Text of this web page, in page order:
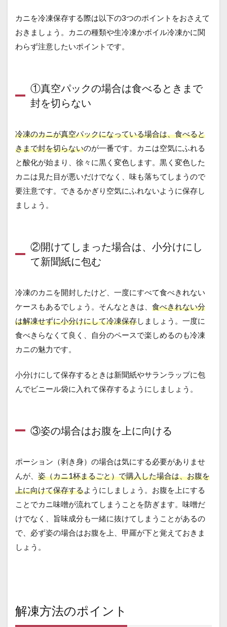
カニを冷凍保存する際は以下の3つのポイントをおさえて
おきましょう。カニの種類や生冷凍かボイル冷凍かに関
わらず注意したいポイントです。
①真空パックの場合は食べるときまで
封を切らない
冷凍のカニが真空パックになっている場合は、食べると
きまで封を切らないのが一番です。カニは空気にふれる
と酸化が始まり、徐々に黒く変色します。黒く変色した
カニは見た目が悪いだけでなく、味も落ちてしまうので
要注意です。できるかぎり空気にふれないように保存し
ましょう。
②開けてしまった場合は、小分けにし
て新聞紙に包む
冷凍のカニを開封したけど、一度にすべて食べきれない
ケースもあるでしょう。そんなときは、 食べきれない分
は解凍せずに小分けにして冷凍保存しましょう。一度に
食べきらなくて良く、自分のペースで楽しめるのも冷凍
カニの魅力です。
小分けにして保存するときは新聞紙やサランラップに包
んでビニール袋に入れて保存するようにしましょう。
③姿の場合はお腹を上に向ける
ポーション（剥き身）の場合は気にする必要がありませ
んが、 姿（カニ1杯まるごと）で購入した場合は、お腹を
上に向けて保存する ようにしましょう。お腹を上にする
ことでカニ味噌が流れてしまうことを防ぎます。味噌だ
けでなく、旨味成分も一緒に抜けてしまうことがあるの
で、必ず姿の場合はお腹を上、甲羅が下と覚えておきま
しょう。
解凍方法のポイント